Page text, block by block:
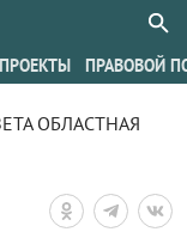
ПРОЕКТЫ ПРАВОВОЙ
ОБЛАСТНАЯ